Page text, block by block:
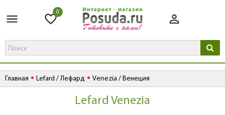
0
Главная Lefard / Лефард Venezia / Венеция
Lefard Venezia